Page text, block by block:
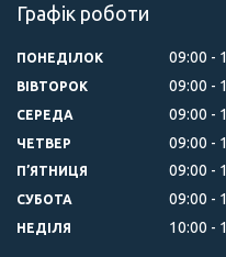
Графік роботи
ПОНЕДІЛОК 09:00
ВІВТОРОК 09:00
СЕРЕДА 09:00
ЧЕТВЕР 09:00
ПʼЯТНИЦЯ 09:00
СУБОТА 09:00
НЕДІЛЯ 10:00